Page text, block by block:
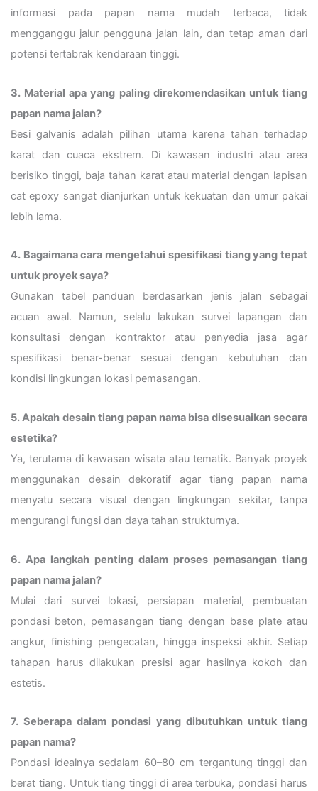
informasi pada papan nama mudah terbaca, tidak
mengganggu jalur pengguna jalan lain, dan tetap aman dari
potensi tertabrak kendaraan tinggi.
3. Material apa yang paling direkomendasikan untuk tiang
papan nama jalan?
Besi galvanis adalah pilihan utama karena tahan terhadap
karat dan cuaca ekstrem. Di kawasan industri atau area
berisiko tinggi, baja tahan karat atau material dengan lapisan
cat epoxy sangat dianjurkan untuk kekuatan dan umur pakai
lebih lama.
4. Bagaimana cara mengetahui spesifikasi tiang yang tepat
untuk proyek saya?
Gunakan tabel panduan berdasarkan jenis jalan sebagai
acuan awal. Namun, selalu lakukan survei lapangan dan
konsultasi dengan kontraktor atau penyedia jasa agar
spesifikasi benar-benar sesuai dengan kebutuhan dan
kondisi lingkungan lokasi pemasangan.
5. Apakah desain tiang papan nama bisa disesuaikan secara
estetika?
Ya, terutama di kawasan wisata atau tematik. Banyak proyek
menggunakan desain dekoratif agar tiang papan nama
menyatu secara visual dengan lingkungan sekitar, tanpa
mengurangi fungsi dan daya tahan strukturnya.
6. Apa langkah penting dalam proses pemasangan tiang
papan nama jalan?
Mulai dari survei lokasi, persiapan material, pembuatan
pondasi beton, pemasangan tiang dengan base plate atau
angkur, finishing pengecatan, hingga inspeksi akhir. Setiap
tahapan harus dilakukan presisi agar hasilnya kokoh dan
estetis.
7. Seberapa dalam pondasi yang dibutuhkan untuk tiang
papan nama?
Pondasi idealnya sedalam 60–80 cm tergantung tinggi dan
berat tiang. Untuk tiang tinggi di area terbuka, pondasi harus